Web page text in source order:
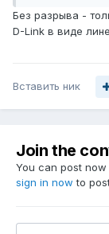
Без разрыва -
D-Link в виде
Вставить ник
Join the
You can post
sign in now to